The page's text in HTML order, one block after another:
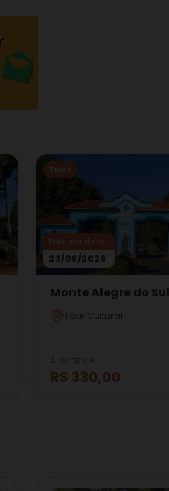
Tours
Próxima data:
23/08/2026
Monte Alegre do Sul
Tour Cultural
R$ 330,00